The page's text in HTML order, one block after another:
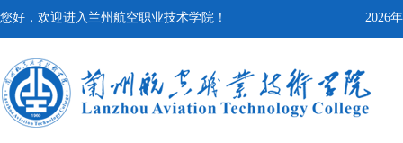
您好，欢迎进入兰州航空职业技术学院！ 2026